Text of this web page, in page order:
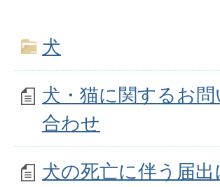
犬
犬・猫に関するお問
合わせ
犬の死亡に伴う届出